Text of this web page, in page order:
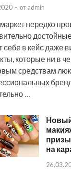
- от admin
нередко
себе в кейс даже
которые ни в
средствам
…
на